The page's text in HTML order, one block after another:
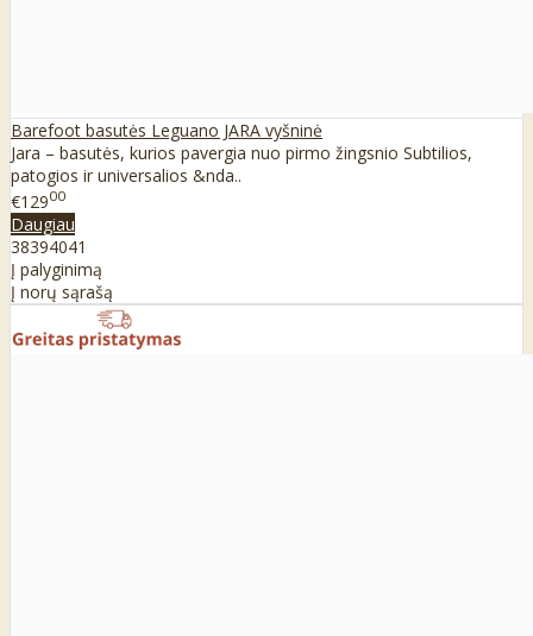
Barefoot basutės Leguano JARA vyšninė
Jara – basutės, kurios pavergia nuo pirmo žingsnio Subtilios,
patogios ir universalios &nda..
€12900
Daugiau
38394041
Į palyginimą
Į norų sąrašą